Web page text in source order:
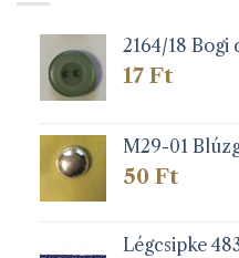
2164/18 Bogi
17 Ft
M29-01
50 Ft
Légcsipke